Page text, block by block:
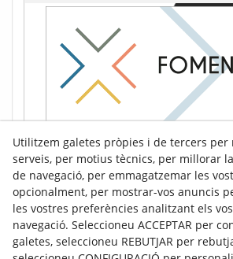
Utilitzem galetes pròpies i de tercers
serveis, per motius tècnics, per millorar
de navegació, per emmagatzemar les
opcionalment, per mostrar-vos anuncis
les vostres preferències analitzant els
navegació. Seleccioneu ACCEPTAR per
galetes, seleccioneu REBUTJAR per